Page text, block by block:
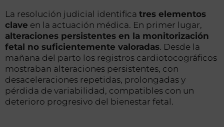
La resolución judicial identifica tres elementos
clave en la actuación médica. En primer lugar,
alteraciones persistentes en la monitorización
fetal no suficientemente valoradas. Desde la
mañana del parto los registros cardiotocográficos
mostraban alteraciones persistentes, con
desaceleraciones repetidas, prolongadas y
pérdida de variabilidad, compatibles con un
deterioro progresivo del bienestar fetal.